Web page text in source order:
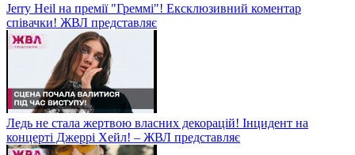
Jerry Heil на премії "Греммі"! Ексклюзивний коментар
співачки! ЖВЛ представляє
Ледь не стала жертвою власних декорацій! Інцидент на
концерті Джеррі Хейл! – ЖВЛ представляє